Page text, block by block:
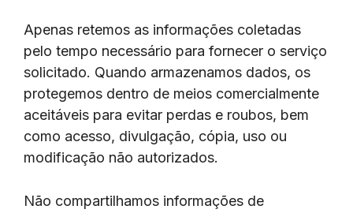
Apenas retemos as informações coletadas
pelo tempo necessário para fornecer o serviço
solicitado. Quando armazenamos dados, os
protegemos dentro de meios comercialmente
aceitáveis ​​para evitar perdas e roubos, bem
como acesso, divulgação, cópia, uso ou
modificação não autorizados.
Não compartilhamos informações de